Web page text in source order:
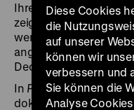
Ihre Abschlussarbeit
zeigt das Model
wenig, wird aber auf
angesehen. Abends
Decke, die ihr
In Pytel blechfolgt
dokumentarische
Diese Cookies
die
auf unserer
können wir
verbessern und
Sie können die
Analyse